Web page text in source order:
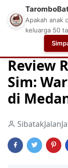
Review
Sim:
di
Apakah anak
keluarga 50